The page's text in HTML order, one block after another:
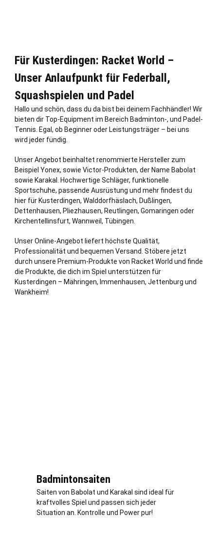
Für Kusterdingen: Racket World –
Unser Anlaufpunkt für Federball,
Squashspielen und Padel
Hallo und schön, dass du da bist bei deinem Fachhändler! Wir
bieten dir Top-Equipment im Bereich Badminton-, und Padel-
Tennis. Egal, ob Beginner oder Leistungsträger – bei uns
wird jeder fündig.
Unser Angebot beinhaltet renommierte Hersteller zum
Beispiel Yonex, sowie Victor-Produkten, der Name Babolat
sowie Karakal. Hochwertige Schläger, funktionelle
Sportschuhe, passende Ausrüstung und mehr findest du
hier für Kusterdingen, Walddorfhäslach, Dußlingen,
Dettenhausen, Pliezhausen, Reutlingen, Gomaringen oder
Kirchentellinsfurt, Wannweil, Tübingen
Unser Online-Angebot liefert höchste Qualität,
Professionalität und bequemen Versand. Stöbere jetzt
durch unsere Premium-Produkte von Racket World und finde
die Produkte, die dich im Spiel unterstützen für
Kusterdingen – Mähringen, Immenhausen, Jettenburg und
Wankheim!
Badmintonsaiten
Saiten von Babolat und Karakal sind ideal für
kraftvolles Spiel und passen sich jeder
Situation an. Kontrolle und Power pur!